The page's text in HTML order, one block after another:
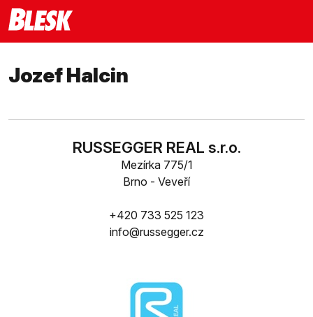
Jozef Halcin
RUSSEGGER REAL s.r.o.
Mezírka 775/1
Brno - Veveří
+420 733 525 123
info@russegger.cz